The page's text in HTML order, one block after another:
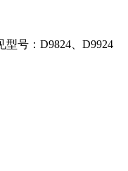
型号：D9824、D9924